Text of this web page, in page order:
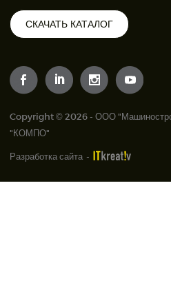
СКАЧАТЬ КАТАЛОГ
Copyright © 2026 - ООО
"КОМПО"
Разработка сайта -